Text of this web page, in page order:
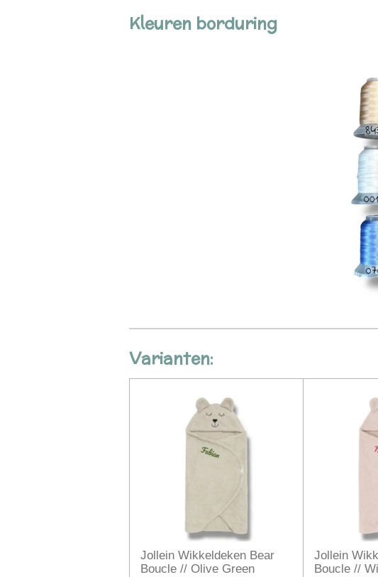
Kleuren borduring
Varianten:
Jollein Wikkeldeken Bear
Boucle // Olive Green
Jollein
Boucle //